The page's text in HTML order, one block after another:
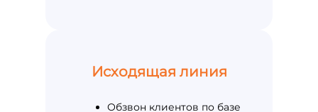
Исходящая линия
Обзвон клиентов по базе